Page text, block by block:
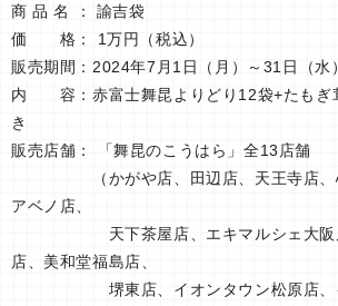
商 品 名 ： 諭吉袋
価 格： 1万円（税込）
販売期間：2024年7月1日（月）～31日（水）
内 容：赤富士舞昆よりどり12袋+たもぎ
き
販売店舗： 「舞昆のこうはら」全13店舗
（かがや店、田辺店、天王寺店、心
アベノ店、
天下茶屋店、エキマルシェ大阪店
店、美和堂福島店、
堺東店、イオンタウン松原店、イ